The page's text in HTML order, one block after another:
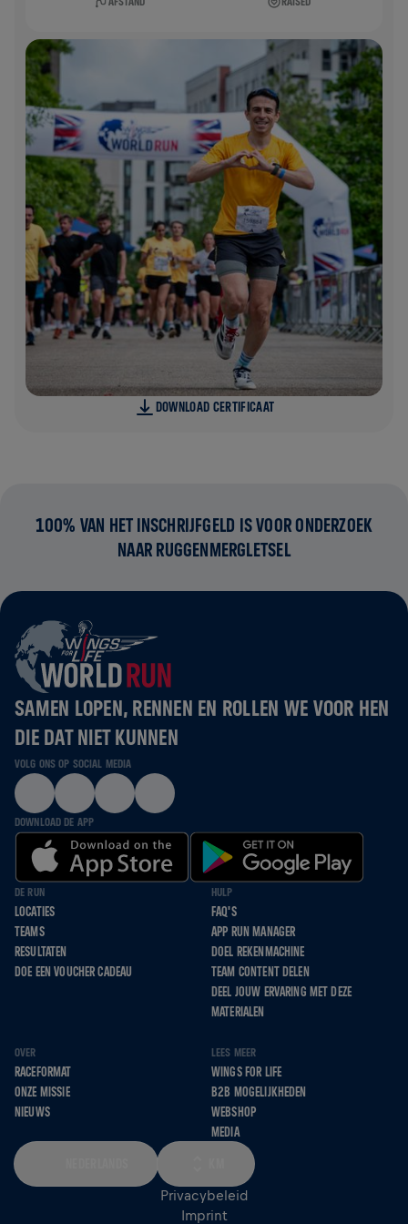
DOWNLOAD CERTIFICAAT
100% VAN HET INSCHRIJFGELD IS VOOR ONDERZOEK
NAAR RUGGENMERGLETSEL
SAMEN LOPEN, RENNEN EN ROLLEN WE VOOR HEN
DIE DAT NIET KUNNEN
VOLG ONS OP SOCIAL MEDIA
DOWNLOAD DE APP
DE RUN
LOCATIES
TEAMS
RESULTATEN
DOE EEN VOUCHER CADEAU
HULP
FAQ'S
APP RUN MANAGER
DOEL REKENMACHINE
TEAM CONTENT DELEN
DEEL JOUW ERVARING MET DEZE
MATERIALEN
OVER
RACEFORMAT
ONZE MISSIE
NIEUWS
LEES MEER
WINGS FOR LIFE
B2B MOGELIJKHEDEN
WEBSHOP
MEDIA
Privacybeleid
Imprint